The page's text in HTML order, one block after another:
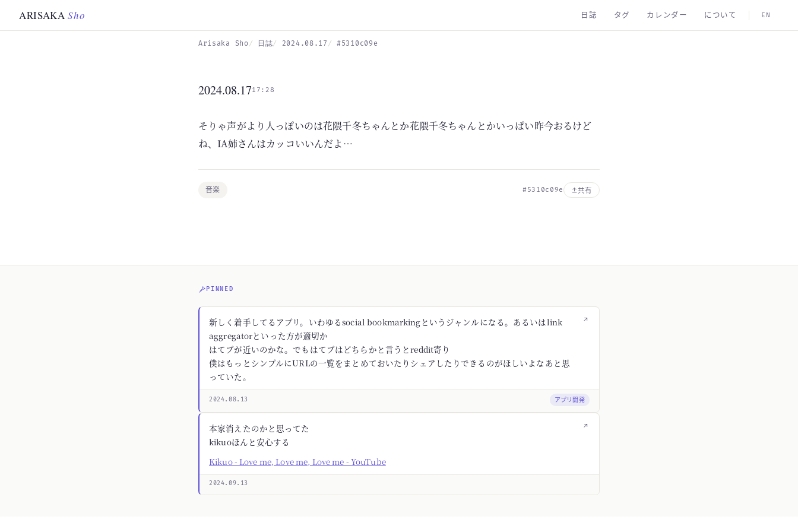
ARISAKASho 日誌 タグ カレンダー について EN
Arisaka Sho 日誌 2024.08.17 #5310c09e
2024.08.1717:28
そりゃ声がより人っぽいのは花隈千冬ちゃんとか花隈千冬ちゃんとかいっぱい昨今おるけど
ね、IA姉さんはカッコいいんだよ…
音楽 #5310c09e 共有
PINNED
↗
新しく着手してるアプリ。いわゆるsocial bookmarkingというジャンルになる。あるいはlink
aggregatorといった方が適切か
はてブが近いのかな。でもはてブはどちらかと言うとreddit寄り
僕はもっとシンプルにURLの一覧をまとめておいたりシェアしたりできるのがほしいよなあと思
っていた。
2024.08.13 アプリ開発
↗
本家消えたのかと思ってた
kikuoほんと安心する
Kikuo - Love me, Love me, Love me - YouTube
2024.09.13